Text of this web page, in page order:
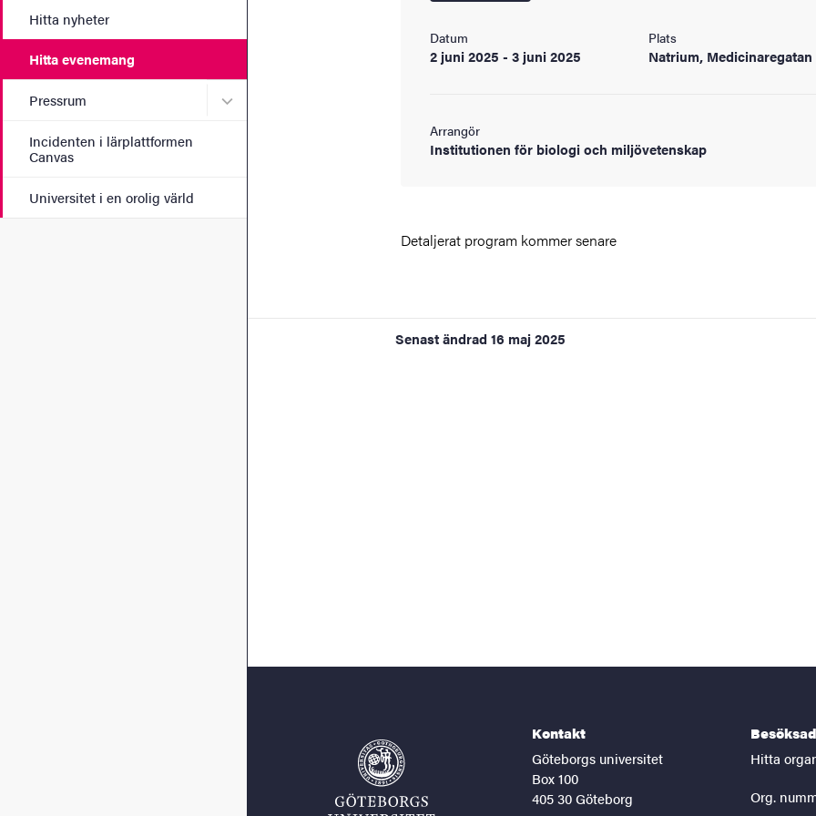
Hitta nyheter
Hitta evenemang
Pressrum Undermeny för Pressrum
Incidenten i lärplattformen
Canvas
Universitet i en orolig värld
Datum
2 juni 2025 - 3 juni 2025
Plats
Natrium, Medicinaregatan
Arrangör
Institutionen för biologi och miljövetenskap
Detaljerat program kommer senare
Senast ändrad 16 maj 2025
Kontakt
Göteborgs universitet
Box 100
405 30 Göteborg
Hitta
Org.